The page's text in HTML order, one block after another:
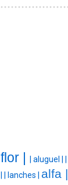
flor | aluguel |
lanches | alfa |